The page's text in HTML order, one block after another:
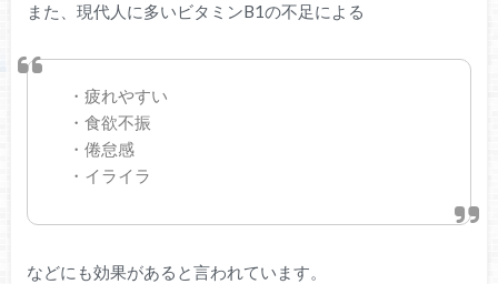
また、現代人に多いビタミンB1の不足による
・疲れやすい
・食欲不振
・倦怠感
・イライラ
などにも効果があると言われています。